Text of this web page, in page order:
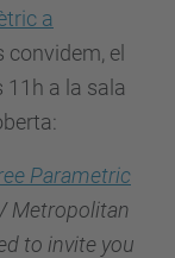
a
convidem, el
11h a la sala
Parametric
Metropolitan
to invite you